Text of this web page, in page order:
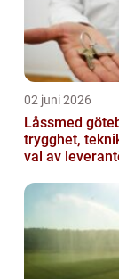
02 juni 2026
Låssmed
trygghet,
val av